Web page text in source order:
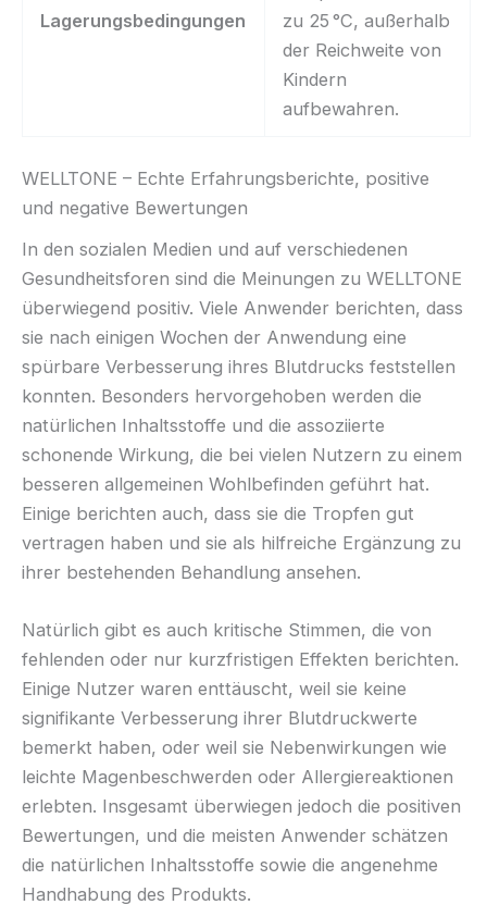
Lagerungsbedingungen
zu 25 °C, außerhalb
der Reichweite von
Kindern
aufbewahren.
WELLTONE – Echte Erfahrungsberichte, positive
und negative Bewertungen
In den sozialen Medien und auf verschiedenen
Gesundheitsforen sind die Meinungen zu WELLTONE
überwiegend positiv. Viele Anwender berichten, dass
sie nach einigen Wochen der Anwendung eine
spürbare Verbesserung ihres Blutdrucks feststellen
konnten. Besonders hervorgehoben werden die
natürlichen Inhaltsstoffe und die assoziierte
schonende Wirkung, die bei vielen Nutzern zu einem
besseren allgemeinen Wohlbefinden geführt hat.
Einige berichten auch, dass sie die Tropfen gut
vertragen haben und sie als hilfreiche Ergänzung zu
ihrer bestehenden Behandlung ansehen.
Natürlich gibt es auch kritische Stimmen, die von
fehlenden oder nur kurzfristigen Effekten berichten.
Einige Nutzer waren enttäuscht, weil sie keine
signifikante Verbesserung ihrer Blutdruckwerte
bemerkt haben, oder weil sie Nebenwirkungen wie
leichte Magenbeschwerden oder Allergiereaktionen
erlebten. Insgesamt überwiegen jedoch die positiven
Bewertungen, und die meisten Anwender schätzen
die natürlichen Inhaltsstoffe sowie die angenehme
Handhabung des Produkts.